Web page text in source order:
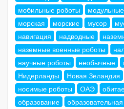
мобильные роботы
модульные
морская
морские мусор
навигация
надводные
наземные военные роботы
научные роботы
необычные
Нидерланды
Новая Зеландия
носимые роботы
ОАЭ
образование